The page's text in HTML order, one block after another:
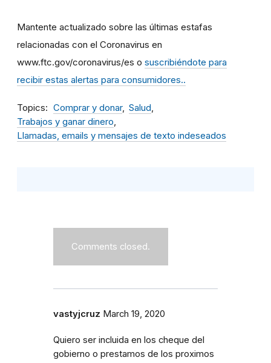
Mantente actualizado sobre las últimas estafas
relacionadas con el Coronavirus en
www.ftc.gov/coronavirus/es o suscribiéndote para
recibir estas alertas para consumidores..
Topics Comprar y donar
Salud
Trabajos y ganar dinero
Llamadas, emails y mensajes de texto indeseados
Comments closed.
vastyjcruz March 19, 2020
Quiero ser incluida en los cheque del
gobierno o prestamos de los proximos